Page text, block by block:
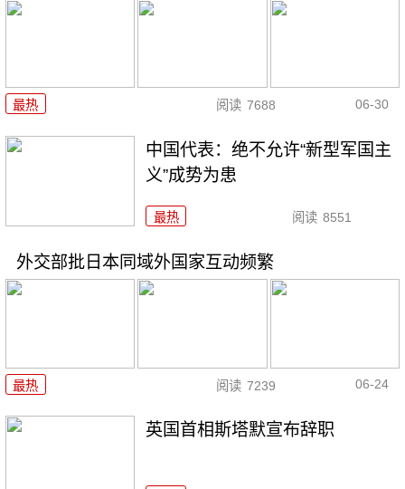
最热 阅读 7688 06-30
中国代表：绝不允许“新型军国主
义”成势为患
最热 阅读 8551
外交部批日本同域外国家互动频繁
最热 阅读 7239 06-24
英国首相斯塔默宣布辞职